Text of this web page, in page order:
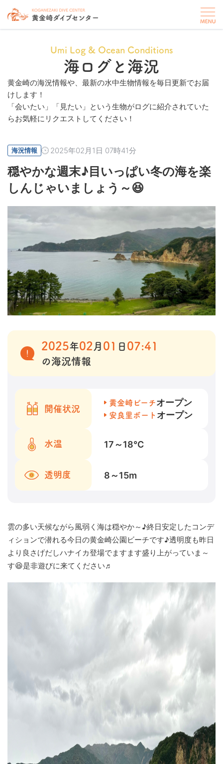
Umi Log & Ocean Conditions
海ログと海況
黄金崎の海況情報や、最新の水中生物情報を毎日更新でお届
けします！
「会いたい」「見たい」という生物がログに紹介されていた
らお気軽にリクエストしてください！
海況情報 2025年02月1日 07時41分
穏やかな週末♪目いっぱい冬の海を楽
しんじゃいましょう～😆
2025年02 月 01 日 07:41
の海況情報
開催状況
黄金崎ビーチオープン
安良里ボート オープン
水温 17～18℃
透明度 8～15m
雲の多い天候ながら風弱く海は穏やか～♪終日安定したコンデ
ィションで潜れる今日の黄金崎公園ビーチです♪透明度も昨日
より良さげだしハナイカ登場でますます盛り上がっていま～
す😆是非遊びに来てください♬